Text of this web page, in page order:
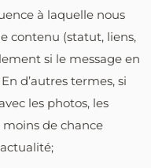
à laquelle nous
contenu (statut, liens,
si le message en
d’autres termes, si
les photos, les
de chance